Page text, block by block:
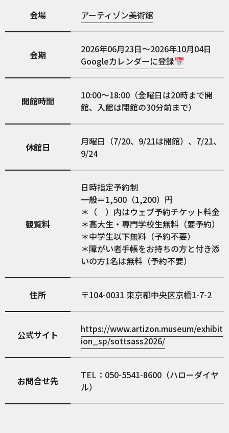
会場 アーティゾン美術館
会期
2026年06月23日～2026年10月04日
Googleカレンダーに登録
開館時間
10:00～18:00（金曜日は20時まで開
館、入館は閉館の30分前まで）
休館日
月曜日（7/20、9/21は開館）、7/21、
9/24
観覧料
日時指定予約制
一般＝1,500（1,200）円
＊（ ）内はウェブ予約チケット料金
＊高大生・専門学校生無料（要予約）
＊中学生以下無料（予約不要）
＊障がい者手帳をお持ちの方と付き添
いの方1名は無料（予約不要）
住所 104-0031 東京都中央区京橋1-7-2
公式サイト
https://www.artizon.museum/exhibit
ion_sp/sottsass2026/
お問合せ先
TEL：050-5541-8600（ハローダイヤ
ル）